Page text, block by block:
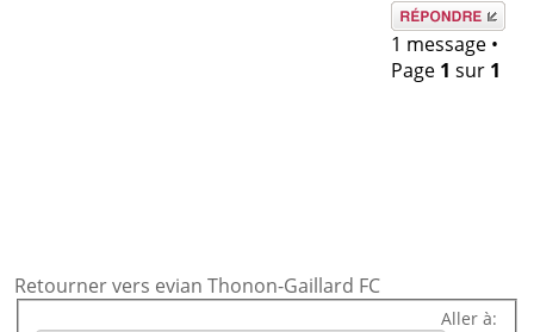
Répondre
1 message •
Page 1 sur 1
Retourner vers evian Thonon-Gaillard FC
Aller à: